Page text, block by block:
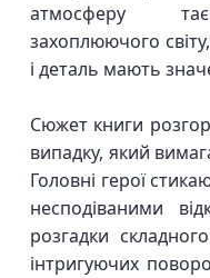
атмосферу
захоплюючого
і деталь мають
Сюжет книги
випадку, який
Головні герої
несподіваними
розгадки
інтригуючих